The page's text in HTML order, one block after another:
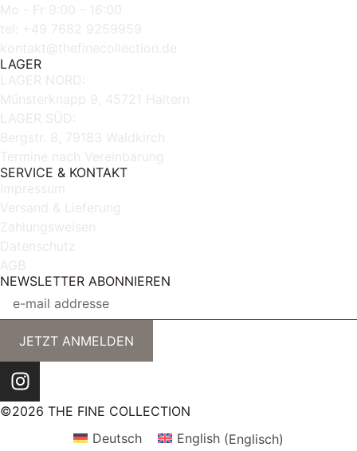
Mo - Fr 9:00 - 16:00
tel: +49 7682 9259959
kontakt@thefinecollection.de
LAGER
LAGER NORD:
Münsterknapp 9, 45721 Haltern
LAGER SÜD:
Bergstr. 8, 79183 Waldkirch
Termine nach Vereinbarung
SERVICE & KONTAKT
Impressum
Versand & Lieferung
Zahlungsweisen
Datenschutz
AGB
NEWSLETTER ABONNIEREN
JETZT ANMELDEN
©2026 THE FINE COLLECTION
Deutsch
English (Englisch)